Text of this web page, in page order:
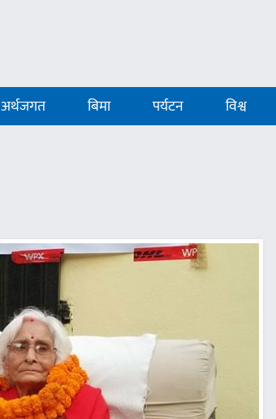
अर्थजगत बिमा पर्यटन विश्व